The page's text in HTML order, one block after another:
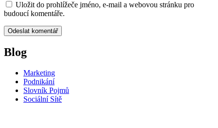
Uložit do prohlížeče jméno, e-mail a webovou stránku pro
budoucí komentáře.
Blog
Marketing
Podnikání
Slovník Pojmů
Sociální Sítě